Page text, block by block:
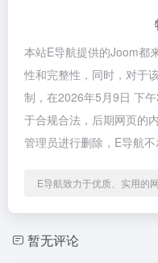
本站E导航提供的Joom都
性和完整性，同时，对于
制，在2026年5月9日 下
于合规合法，后期网页的
管理员进行删除，E导航不
E导航致力于优质、实用的
暂无评论